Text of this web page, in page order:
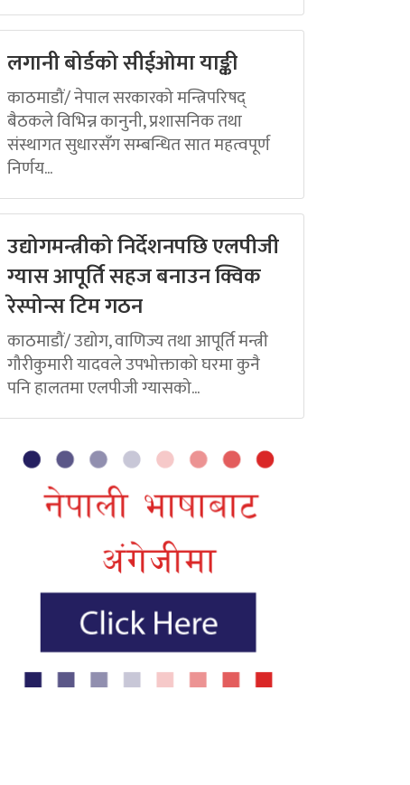
लगानी बोर्डको सीईओमा याङ्की
काठमाडौं/ नेपाल सरकारको मन्त्रिपरिषद्
बैठकले विभिन्न कानुनी, प्रशासनिक तथा
संस्थागत सुधारसँग सम्बन्धित सात महत्वपूर्ण
निर्णय...
उद्योगमन्त्रीको निर्देशनपछि एलपीजी
ग्यास आपूर्ति सहज बनाउन क्विक
रेस्पोन्स टिम गठन
काठमाडौं/ उद्योग, वाणिज्य तथा आपूर्ति मन्त्री
गौरीकुमारी यादवले उपभोक्ताको घरमा कुनै
पनि हालतमा एलपीजी ग्यासको...